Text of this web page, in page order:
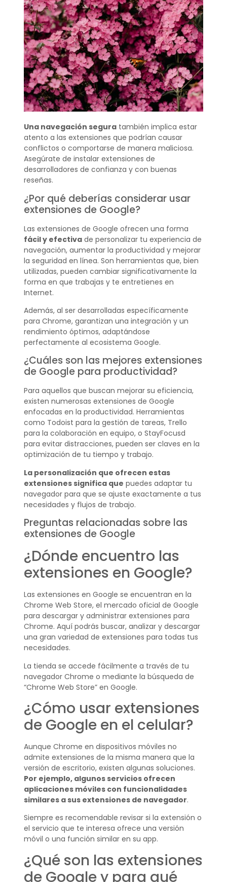
Una navegación seguratambién implica estar
atento a las extensiones que podrían causar
conflictos o comportarse de manera maliciosa.
Asegúrate de instalar extensiones de
desarrolladores de confianza y con buenas
reseñas.
¿Por qué deberías considerar usar
extensiones de Google?
Las extensiones de Google ofrecen una forma
fácil y efectivade personalizar tu experiencia de
navegación, aumentar la productividad y mejorar
la seguridad en línea. Son herramientas que, bien
utilizadas, pueden cambiar significativamente la
forma en que trabajas y te entretienes en
Internet.
Además, al ser desarrolladas específicamente
para Chrome, garantizan una integración y un
rendimiento óptimos, adaptándose
perfectamente al ecosistema Google.
¿Cuáles son las mejores extensiones
de Google para productividad?
Para aquellos que buscan mejorar su eficiencia,
existen numerosas extensiones de Google
enfocadas en la productividad. Herramientas
como Todoist para la gestión de tareas, Trello
para la colaboración en equipo, o StayFocusd
para evitar distracciones, pueden ser claves en la
optimización de tu tiempo y trabajo.
La personalización que ofrecen estas
extensiones significa que puedes adaptar tu
navegador para que se ajuste exactamente a tus
necesidades y flujos de trabajo.
Preguntas relacionadas sobre las
extensiones de Google
¿Dónde encuentro las
extensiones en Google?
Las extensiones en Google se encuentran en la
Chrome Web Store, el mercado oficial de Google
para descargar y administrar extensiones para
Chrome. Aquí podrás buscar, analizar y descargar
una gran variedad de extensiones para todas tus
necesidades.
La tienda se accede fácilmente a través de tu
navegador Chrome o mediante la búsqueda de
“Chrome Web Store” en Google.
¿Cómo usar extensiones
de Google en el celular?
Aunque Chrome en dispositivos móviles no
admite extensiones de la misma manera que la
versión de escritorio, existen algunas soluciones.
Por ejemplo, algunos servicios ofrecen
aplicaciones móviles con funcionalidades
similares a sus extensiones de navegador.
Siempre es recomendable revisar si la extensión o
el servicio que te interesa ofrece una versión
móvil o una función similar en su app.
¿Qué son las extensiones
de Google y para qué